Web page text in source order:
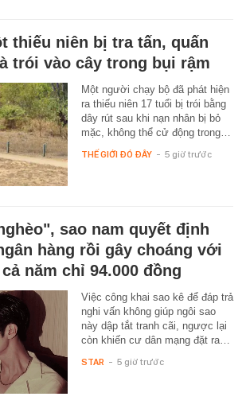
thiếu niên bị tra tấn, quấn
trói vào cây trong bụi rậm
Một người chạy bộ đã phát hiện
ra thiếu niên 17 tuổi bị trói bằng
dây rút sau khi nạn nhân bị bỏ
mặc, không thể cử động trong…
THẾ GIỚI ĐÓ ĐÂY - 5 giờ trước
sao nam quyết định
hàng rồi gây choáng với
năm chỉ 94.000 đồng
Việc công khai sao kê để đáp trả
nghi vấn không giúp ngôi sao
này dập tắt tranh cãi, ngược lại
còn khiến cư dân mạng đặt ra…
STAR - 5 giờ trước